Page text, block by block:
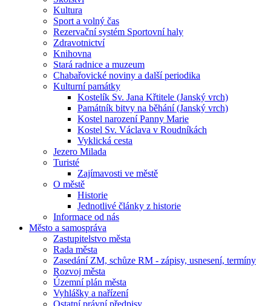
Kultura
Sport a volný čas
Rezervační systém Sportovní haly
Zdravotnictví
Knihovna
Stará radnice a muzeum
Chabařovické noviny a další periodika
Kulturní památky
Kostelík Sv. Jana Křtitele (Janský vrch)
Památník bitvy na běhání (Janský vrch)
Kostel narození Panny Marie
Kostel Sv. Václava v Roudníkách
Vyklická cesta
Jezero Milada
Turisté
Zajímavosti ve městě
O městě
Historie
Jednotlivé články z historie
Informace od nás
Město a samospráva
Zastupitelstvo města
Rada města
Zasedání ZM, schůze RM - zápisy, usnesení, termíny
Rozvoj města
Územní plán města
Vyhlášky a nařízení
Ostatní právní předpisy